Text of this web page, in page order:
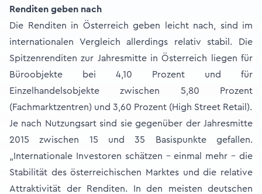
Renditen geben nach
Die Renditen in Österreich geben leicht nach, sind im
internationalen Vergleich allerdings relativ stabil. Die
Spitzenrenditen zur Jahresmitte in Österreich liegen für
Büroobjekte bei 4,10 Prozent und für
Einzelhandelsobjekte zwischen 5,80 Prozent
(Fachmarktzentren) und 3,60 Prozent (High Street Retail).
Je nach Nutzungsart sind sie gegenüber der Jahresmitte
2015 zwischen 15 und 35 Basispunkte gefallen.
„Internationale Investoren schätzen – einmal mehr – die
Stabilität des österreichischen Marktes und die relative
Attraktivität der Renditen. In den meisten deutschen